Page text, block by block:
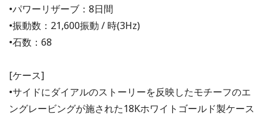
•パワーリザーブ：8日間
•振動数：21,600振動 / 時(3Hz)
•石数：68
[ケース]
•サイドにダイアルのストーリーを反映したモチーフのエ
ングレービングが施された18Kホワイトゴールド製ケース